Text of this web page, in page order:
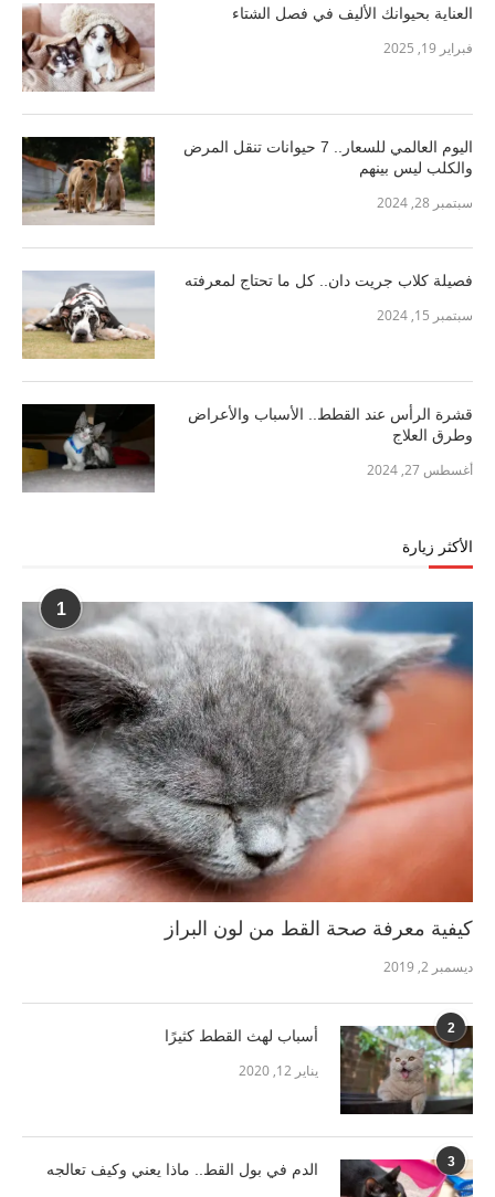
العناية بحيوانك الأليف في فصل الشتاء
فبراير 19, 2025
اليوم العالمي للسعار.. 7 حيوانات تنقل المرض
والكلب ليس بينهم
سبتمبر 28, 2024
فصيلة كلاب جريت دان.. كل ما تحتاج لمعرفته
سبتمبر 15, 2024
قشرة الرأس عند القطط.. الأسباب والأعراض
وطرق العلاج
أغسطس 27, 2024
الأكثر زيارة
1
كيفية معرفة صحة القط من لون البراز
ديسمبر 2, 2019
2 أسباب لهث القطط كثيرًا
يناير 12, 2020
3 الدم في بول القط.. ماذا يعني وكيف تعالجه